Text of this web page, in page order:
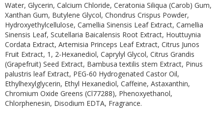
Water, Glycerin, Calcium Chloride, Ceratonia Siliqua (Carob) Gum,
Xanthan Gum, Butylene Glycol, Chondrus Crispus Powder,
Hydroxyethylcellulose, Camellia Sinensis Leaf Extract, Camellia
Sinensis Leaf, Scutellaria Baicalensis Root Extract, Houttuynia
Cordata Extract, Artemisia Princeps Leaf Extract, Citrus Junos
Fruit Extract, 1, 2-Hexanediol, Caprylyl Glycol, Citrus Grandis
(Grapefruit) Seed Extract, Bambusa textilis stem Extract, Pinus
palustris leaf Extract, PEG-60 Hydrogenated Castor Oil,
Ethylhexylglycerin, Ethyl Hexanediol, Caffeine, Astaxanthin,
Chromium Oxide Greens (Cl77288), Phenoxyethanol,
Chlorphenesin, Disodium EDTA, Fragrance.